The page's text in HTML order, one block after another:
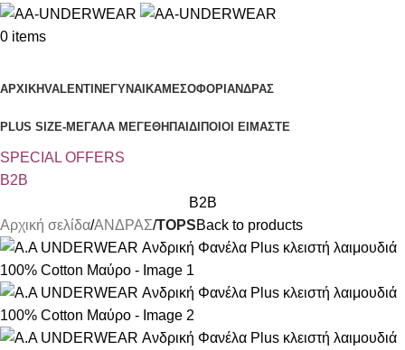
0 items
ΑΡΧΙΚΗVALENTINEΓΥΝΑΙΚΑΜΕΣΟΦΟΡΙ ΑΝΔΡΑΣ
PLUS SIZE-ΜΕΓΑΛΑ ΜΕΓΕΘΗ ΠΑΙΔΙ ΠΟΙΟΙ ΕΙΜΑΣΤΕ
SPECIAL OFFERS
B2B
B2B
Αρχική σελίδα ΑΝΔΡΑΣ TOPSBack to products